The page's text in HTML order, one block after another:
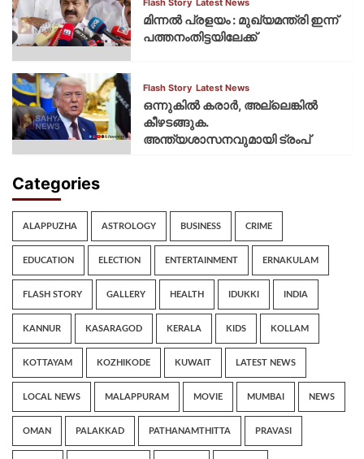
Flash Story Latest News
മിന്നല്‍ പ്രളയം : മുഖ്യമന്ത്രി ഇന്ന്
പത്തനംതിട്ടയിലേക്ക്
Flash Story Latest News
ഒന്നുകില്‍ കരാര്‍, അല്ലെങ്കില്‍
കീഴടങ്ങുക.
അന്ത്യശാസനവുമായി ട്രംപ്
Categories
ALAPPUZHA ASTROLOGY BUSINESS CRIME
EDUCATION ELECTION ENTERTAINMENT ERNAKULAM
FLASH STORY GALLERY HEALTH IDUKKI INDIA
KANNUR KASARAGOD KERALA KIDS KOLLAM
KOTTAYAM KOZHIKODE KUWAIT LATEST NEWS
LOCAL NEWS MALAPPURAM MOVIE MUMBAI NEWS
OMAN PALAKKAD PATHANAMTHITTA PRAVASI